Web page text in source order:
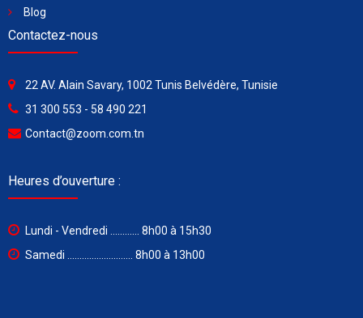
Blog
Contactez-nous
22 AV. Alain Savary, 1002 Tunis Belvédère, Tunisie
31 300 553 - 58 490 221
Contact@zoom.com.tn
Heures d’ouverture :
Lundi - Vendredi ............ 8h00 à 15h30
Samedi ........................... 8h00 à 13h00